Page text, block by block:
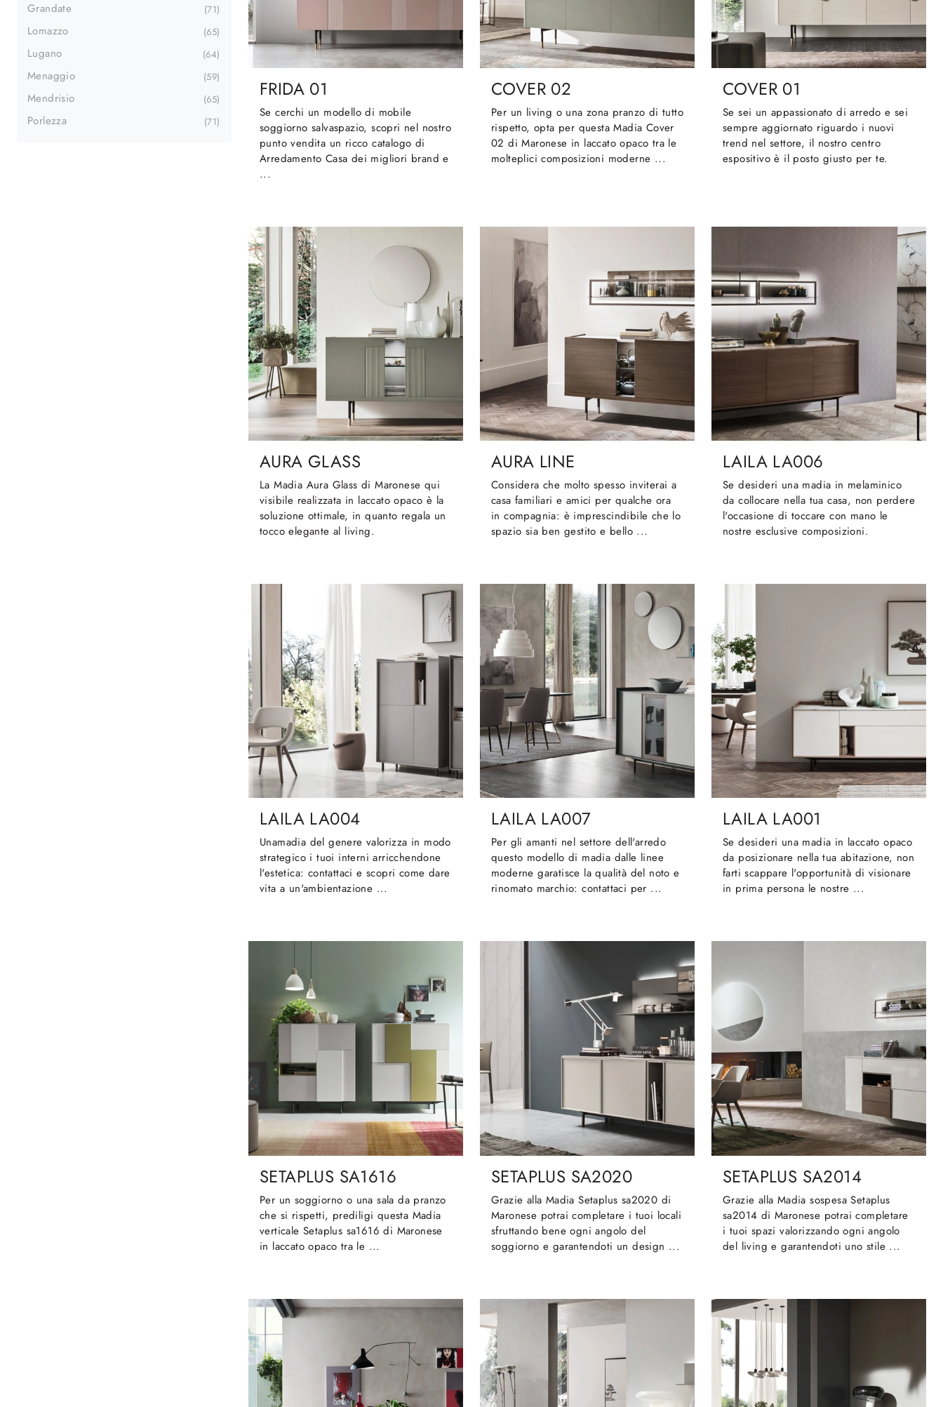
Grandate 71
Lomazzo 65
Lugano 64
Menaggio 59
Mendrisio 65
Porlezza 71
FRIDA 01
Se cerchi un modello di mobile
soggiorno salvaspazio, scopri nel nostro
punto vendita un ricco catalogo di
Arredamento Casa dei migliori brand e
...
COVER 02
Per un living o una zona pranzo di tutto
rispetto, opta per questa Madia Cover
02 di Maronese in laccato opaco tra le
molteplici composizioni moderne ...
COVER 01
Se sei un appassionato di arredo e sei
sempre aggiornato riguardo i nuovi
trend nel settore, il nostro centro
espositivo è il posto giusto per te.
AURA GLASS
La Madia Aura Glass di Maronese qui
visibile realizzata in laccato opaco è la
soluzione ottimale, in quanto regala un
tocco elegante al living.
AURA LINE
Considera che molto spesso inviterai a
casa familiari e amici per qualche ora
in compagnia: è imprescindibile che lo
spazio sia ben gestito e bello ...
LAILA LA006
Se desideri una madia in melaminico
da collocare nella tua casa, non perdere
l'occasione di toccare con mano le
nostre esclusive composizioni.
LAILA LA004
Unamadia del genere valorizza in modo
strategico i tuoi interni arricchendone
l'estetica: contattaci e scopri come dare
vita a un'ambientazione ...
LAILA LA007
Per gli amanti nel settore dell'arredo
questo modello di madia dalle linee
moderne garatisce la qualità del noto e
rinomato marchio: contattaci per ...
LAILA LA001
Se desideri una madia in laccato opaco
da posizionare nella tua abitazione, non
farti scappare l'opportunità di visionare
in prima persona le nostre ...
SETAPLUS SA1616
Per un soggiorno o una sala da pranzo
che si rispetti, prediligi questa Madia
verticale Setaplus sa1616 di Maronese
in laccato opaco tra le ...
SETAPLUS SA2020
Grazie alla Madia Setaplus sa2020 di
Maronese potrai completare i tuoi locali
sfruttando bene ogni angolo del
soggiorno e garantendoti un design ...
SETAPLUS SA2014
Grazie alla Madia sospesa Setaplus
sa2014 di Maronese potrai completare
i tuoi spazi valorizzando ogni angolo
del living e garantendoti uno stile ...